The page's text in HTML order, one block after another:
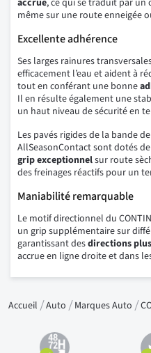
accrue, ce qui se traduit par
même sur une route enneigée
Excellente adhérence
Ses larges rainures
efficacement l’eau et aident à
tout en conférant une bonne
Il en résulte également une
un haut niveau de sécurité en
Les pavés rigides de la bande
AllSeasonContact sont dotés
grip exceptionnelsur route
des freinages réactifs pour un
Maniabilité remarquable
Le motif directionnel du
un grip supplémentaire sur
garantissant desdirections
accrue en ligne droite et dans
Accueil Auto Marques Auto